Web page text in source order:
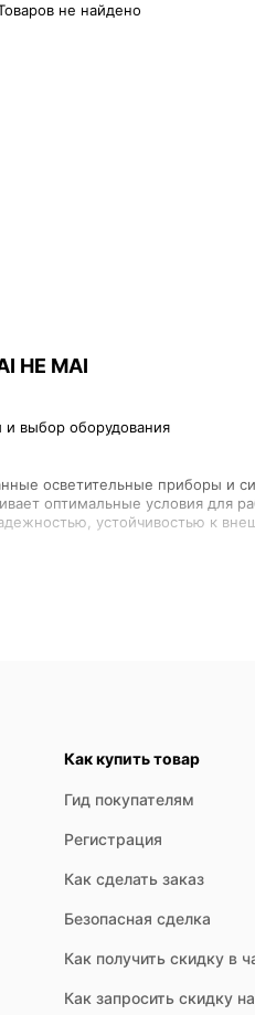
не найдено
HE MAI
осветительные приборы и
оптимальные условия для
Как купить товар
Гид покупателям
Регистрация
Как сделать заказ
Безопасная сделка
Как получить скидку в
Как запросить скидку